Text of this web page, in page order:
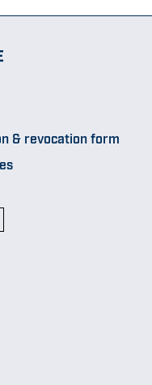
& revocation form